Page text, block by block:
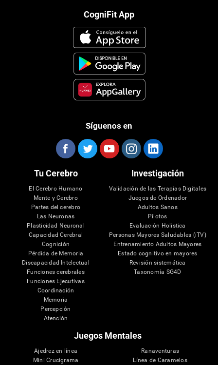
CogniFit App
Síguenos en
Tu Cerebro
El Cerebro Humano
Mente y Cerebro
Partes del cerebro
Las Neuronas
Plasticidad Neuronal
Capacidad Cerebral
Cognición
Pérdida de Memoria
Discapacidad Intelectual
Funciones cerebrales
Funciones Ejecutivas
Coordinación
Memoria
Percepción
Atención
Investigación
Validación de las Terapias Digitales
Juegos de Ordenador
Adultos Sanos
Pilotos
Evaluación Holistica
Personas Mayores Saludables (iTV)
Entrenamiento Adultos Mayores
Estado cognitivo en mayores
Revisión sistemática
Taxonomía SG4D
Juegos Mentales
Ajedrez en línea
Mini Crucigrama
Ranaventuras
Línea de Caramelos